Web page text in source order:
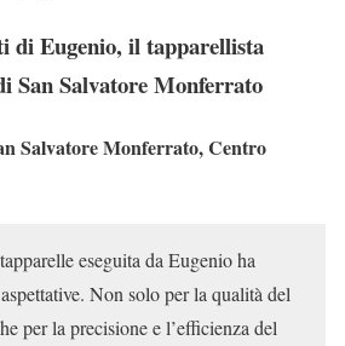
di Eugenio, il tapparellista
San Salvatore Monferrato
Salvatore Monferrato, Centro
eseguita da Eugenio ha
Non solo per la qualità del
per la precisione e l’efficienza del